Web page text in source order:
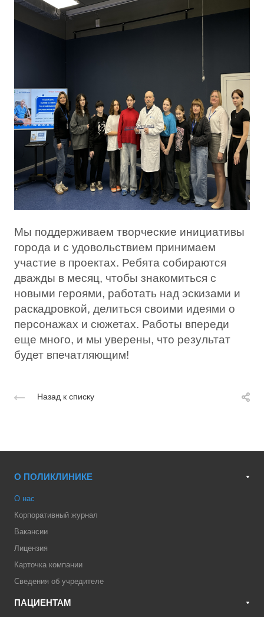
Мы поддерживаем творческие инициативы
города и с удовольствием принимаем
участие в проектах. Ребята собираются
дважды в месяц, чтобы знакомиться с
новыми героями, работать над эскизами и
раскадровкой, делиться своими идеями о
персонажах и сюжетах. Работы впереди
еще много, и мы уверены, что результат
будет впечатляющим!
Назад к списку
О ПОЛИКЛИНИКЕ
О нас
Корпоративный журнал
Вакансии
Лицензия
Карточка компании
Сведения об учредителе
ПАЦИЕНТАМ